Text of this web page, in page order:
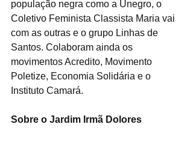
população negra como a Unegro, o
Coletivo Feminista Classista Maria vai
com as outras e o grupo Linhas de
Santos. Colaboram ainda os
movimentos Acredito, Movimento
Poletize, Economia Solidária e o
Instituto Camará.
Sobre o Jardim Irmã Dolores